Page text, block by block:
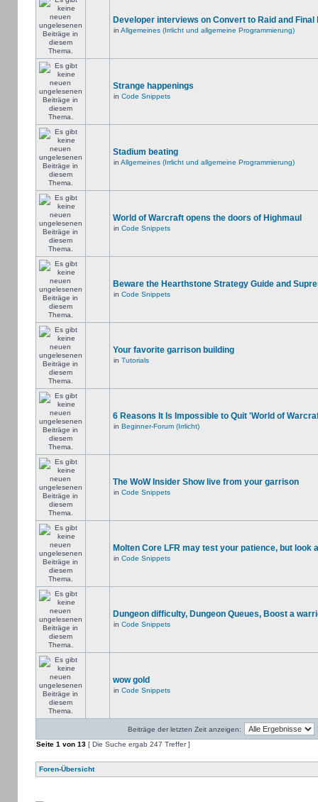
Developer interviews on Convert to Raid and Final
in Allgemeines (Irrlicht und allgemeine Programmierung)
Strange happenings
in Code Snippets
Stadium beating
in Allgemeines (Irrlicht und allgemeine Programmierung)
World of Warcraft opens the doors of Highmaul
in Code Snippets
Beware the Hearthstone Strategy Guide and
in Code Snippets
Your favorite garrison building
in Tutorials
6 Reasons It Is Impossible to Quit 'World of
in Beginner-Forum (Irrlicht)
The WoW Insider Show live from your garrison
in Code Snippets
Molten Core LFR may test your patience, but look
in Code Snippets
Dungeon difficulty, Dungeon Queues, Boost a
in Code Snippets
wow gold
in Code Snippets
Beiträge der letzten Zeit anzeigen:
Seite 1 von 13[ Die Suche ergab 247 Treffer ]
Foren-Übersicht